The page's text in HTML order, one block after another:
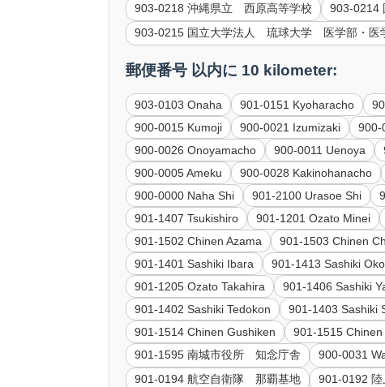
903-0218 沖縄県立 西原高等学校
903-0214
903-0215 国立大学法人 琉球大学 医学部・医
郵便番号 以内に 10 kilometer:
903-0103 Onaha 901-0151 Kyoharacho
900-0015 Kumoji
900-0021 Izumizaki 900-
900-0026 Onoyamacho
900-0011 Uenoya
900-0005 Ameku
900-0028 Kakinohanacho
900-0000 Naha Shi
901-2100 Urasoe Shi
901-1407 Tsukishiro
901-1201 Ozato Minei
901-1502 Chinen Azama
901-1503 Chinen
901-1401 Sashiki Ibara
901-1413 Sashiki
901-1205 Ozato Takahira
901-1406 Sashiki
901-1402 Sashiki Tedokon
901-1403 Sashiki
901-1514 Chinen Gushiken
901-1515
901-1595 南城市役所 知念庁舎
900-0031
901-0194 航空自衛隊 那覇基地
901-0192